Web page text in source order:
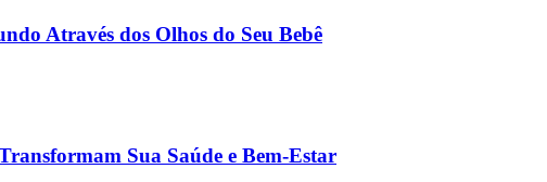
Através dos Olhos do Seu Bebê
Sua Saúde e Bem-Estar